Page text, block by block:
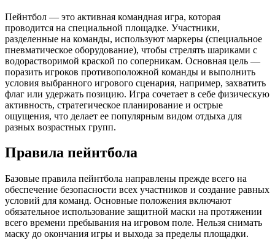
Пейнтбол — это активная командная игра, которая
проводится на специальной площадке. Участники,
разделенные на команды, используют маркеры (специальное
пневматическое оборудование), чтобы стрелять шариками с
водорастворимой краской по соперникам. Основная цель —
поразить игроков противоположной команды и выполнить
условия выбранного игрового сценария, например, захватить
флаг или удержать позицию. Игра сочетает в себе физическую
активность, стратегическое планирование и острые
ощущения, что делает ее популярным видом отдыха для
разных возрастных групп.
Правила пейнтбола
Базовые правила пейнтбола направлены прежде всего на
обеспечение безопасности всех участников и создание равных
условий для команд. Основные положения включают
обязательное использование защитной маски на протяжении
всего времени пребывания на игровом поле. Нельзя снимать
маску до окончания игры и выхода за пределы площадки.